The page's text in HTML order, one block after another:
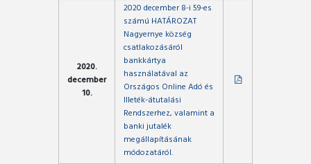
2020.
december
10.
2020 december 8-i 59-es
számú HATÁROZAT
Nagyernye község
csatlakozásáról
bankkártya
használatával az
Országos Online Adó és
Illeték-átutalási
Rendszerhez, valamint a
banki jutalék
megállapításának
módozatáról.